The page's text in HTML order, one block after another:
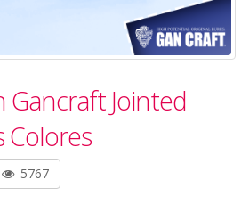
Gancraft Jointed
Colores
5767